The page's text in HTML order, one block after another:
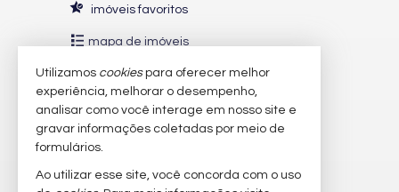
imóveis favoritos
mapa de imóveis
INDICADORESFINANCEIROS
CUB / SC
R$ 3.151,24
Poupança
0,6738%
Euro
R$ 5,88
Utilizamos cookiespara oferecer melhor
experiência, melhorar o desempenho,
analisar como você interage em nosso site e
gravar informações coletadas por meio de
formulários.
Ao utilizar esse site, você concorda com o uso